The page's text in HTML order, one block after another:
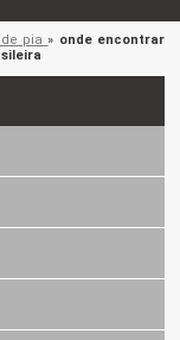
de pia» onde encontrar